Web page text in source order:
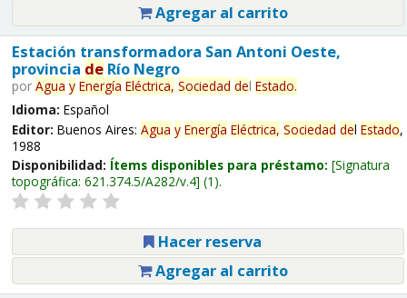
Agregar al carrito
Estación transformadora San Antoni Oeste,
provincia deRío Negro
por Agua y Energía Eléctrica, Sociedad del Estado.
Idioma: Español
Editor: Buenos Aires: Agua y Energía Eléctrica, Sociedad del Estado,
1988
Disponibilidad: Ítems disponibles para préstamo: Signatura
topográfica: 621.374.5/A282/v.4 (1).
Hacer reserva
Agregar al carrito